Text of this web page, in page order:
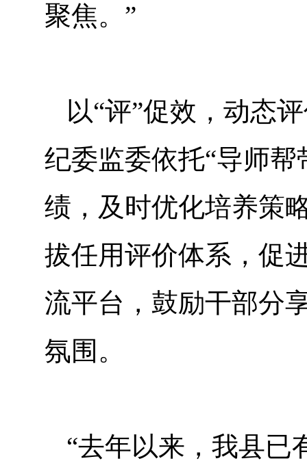
聚焦。”
以“评”促效，动态
纪委监委依托“导师
绩，及时优化培养策
拔任用评价体系，促
流平台，鼓励干部分
氛围。
“去年以来，我县已